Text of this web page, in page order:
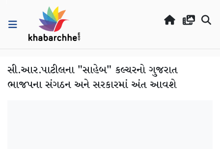
સી.આર.પાટીલના "સાહેબ" કલ્ચરનો ગુજરાત
ભાજપના સંગઠન અને સરકારમાં અંત આવશે